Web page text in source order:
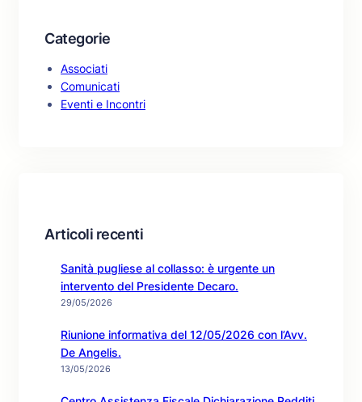
Categorie
Associati
Comunicati
Eventi e Incontri
Articoli recenti
Sanità pugliese al collasso: è urgente un
intervento del Presidente Decaro.
29/05/2026
Riunione informativa del 12/05/2026 con l’Avv.
De Angelis.
13/05/2026